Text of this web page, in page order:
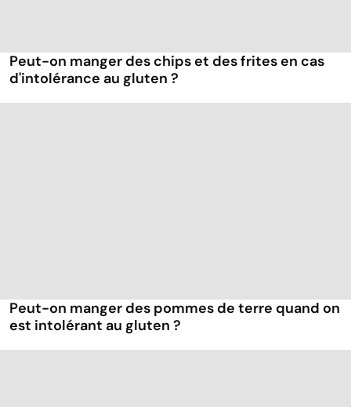
Peut-on manger des chips et des frites en cas
d'intolérance au gluten ?
Peut-on manger des pommes de terre quand on
est intolérant au gluten ?